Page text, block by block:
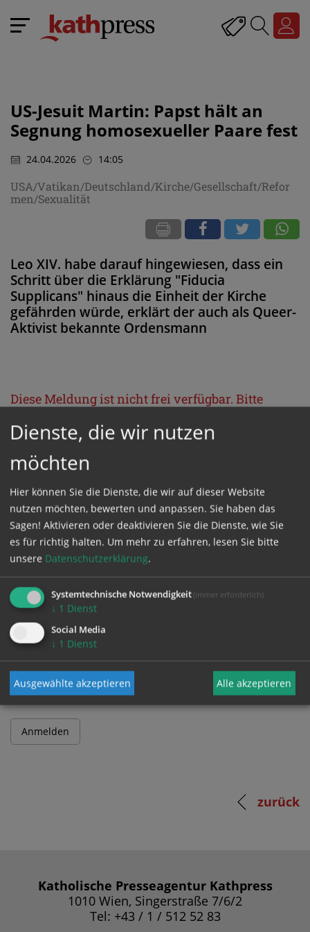
US-Jesuit Martin: Papst hält an
Segnung homosexueller Paare fest
24.04.2026 14:05
USA/Vatikan/Deutschland/Kirche/Gesellschaft/Refor
men/Sexualität
Leo XIV. habe darauf hingewiesen, dass ein
Schritt über die Erklärung "Fiducia
Supplicans" hinaus die Einheit der Kirche
gefährden würde, erklärt der auch als Queer-
Aktivist bekannte Ordensmann
Diese Meldung ist nicht frei verfügbar. Bitte
ProduktKathpress_online.
GESCHÜTZTER BEREICH
Bitte melden Sie sich mit Ihrem Benutzernamen
und Passwort an.
Benutzername
zurück
Katholische Presseagentur Kathpress
1010 Wien, Singerstraße 7/6/2
Tel: +43 / 1 / 512 52 83
Dienste, die wir nutzen
möchten
Hier können Sie die Dienste, die wir auf dieser Website
nutzen möchten, bewerten und anpassen. Sie haben das
Sagen! Aktivieren oder deaktivieren Sie die Dienste, wie Sie
es für richtig halten. Um mehr zu erfahren, lesen Sie bitte
unsere Datenschutzerklärung.
Systemtechnische Notwendigkeit (immer erforderlich)
↓ 1 Dienst
Social Media
↓ 1 Dienst
Ausgewählte akzeptieren Alle akzeptieren